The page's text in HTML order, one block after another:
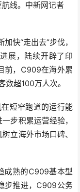
线。中新网记者
快“走出去”步伐，
展，陆续开辟了印
前，C909在海外累
超100万人次。
短窄跑道的运行能
步积累运营经验，
立海外市场口碑、
熟的C909基本型
步推进，C909公务